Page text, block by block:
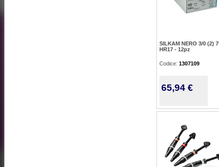
SILKAM NERO 3/0 (2)
HR17 - 12pz
Codice: 1307109
65,94 €